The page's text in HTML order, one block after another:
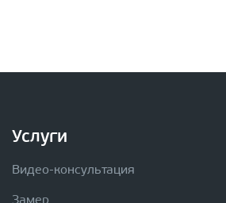
Услуги
Видео-консультация